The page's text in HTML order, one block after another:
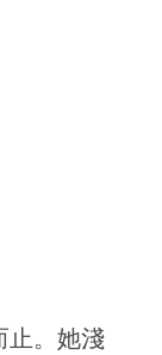
止。她淺